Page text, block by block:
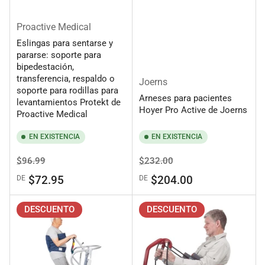
Proactive Medical
Eslingas para sentarse y
pararse: soporte para
bipedestación,
transferencia, respaldo o
soporte para rodillas para
levantamientos Protekt de
Proactive Medical
EN EXISTENCIA
Precio
regular
$96.99Precio
de
DE$72.95
Joerns
Arneses para pacientes
Hoyer Pro Active de Joerns
EN EXISTENCIA
Precio
regular
$232.00Precio
de
DE $204.00
DESCUENTO DESCUENTO